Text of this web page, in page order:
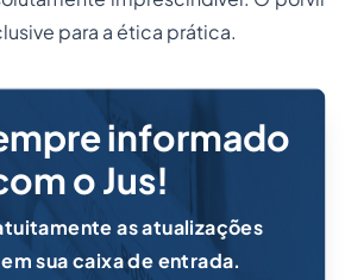
para a ética prática.
informado
o Jus!
as atualizações
sua caixa de entrada.